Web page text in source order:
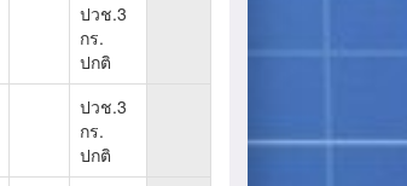
ปวช.3
กร.
ปกติ
ปวช.3
กร.
ปกติ